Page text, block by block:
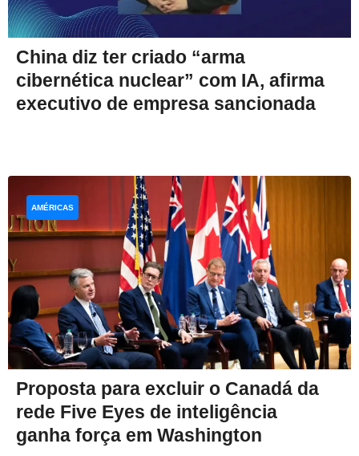
China diz ter criado “arma
cibernética nuclear” com IA, afirma
executivo de empresa sancionada
Proposta para excluir o Canadá da
rede Five Eyes de inteligência
ganha força em Washington
AMÉRICAS